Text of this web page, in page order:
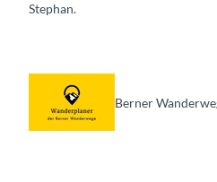
Stephan.
Berner